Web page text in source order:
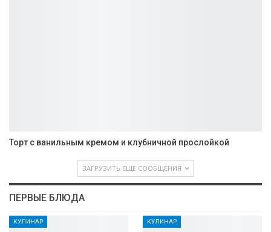
Торт с ванильным кремом и клубничной прослойкой
ЗАГРУЗИТЬ ЕЩЕ СООБЩЕНИЯ
ПЕРВЫЕ БЛЮДА
КУЛИНАР КУЛИНАР